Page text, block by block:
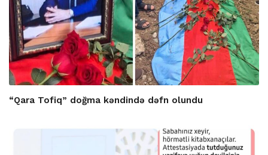
“Qara Tofiq” doğma kəndində dəfn olundu